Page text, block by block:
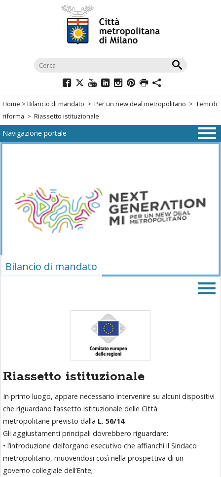
navigazione
menù
di
navigazione
contenuto
Salta
all'
area
footer
Home > Bilancio di mandato > Per un new deal metropolitano > Temi di
riforma > Riassetto istituzionale
Navigazione portale
Bilancio di mandato
Riassetto istituzionale
In primo luogo, appare necessario intervenire su alcuni dispositivi
che riguardano l’assetto istituzionale delle Città
metropolitane previsto dalla L. 56/14.
Gli aggiustamenti principali dovrebbero riguardare:
• l’introduzione dell’organo esecutivo che affianchi il Sindaco
metropolitano, muovendosi così nella prospettiva di un
governo collegiale dell’Ente;